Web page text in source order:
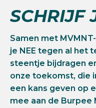
SCHRIJF
Samen met
je NEE tegen al het
steentje bijdragen
onze toekomst, die
een kans geven op
mee aan de Burpee